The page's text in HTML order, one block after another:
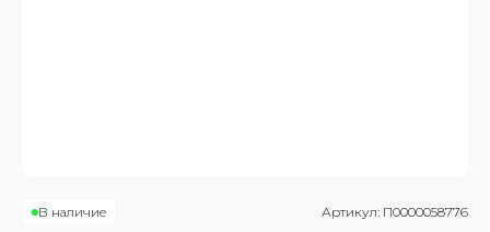
В наличие Артикул: П0000058776